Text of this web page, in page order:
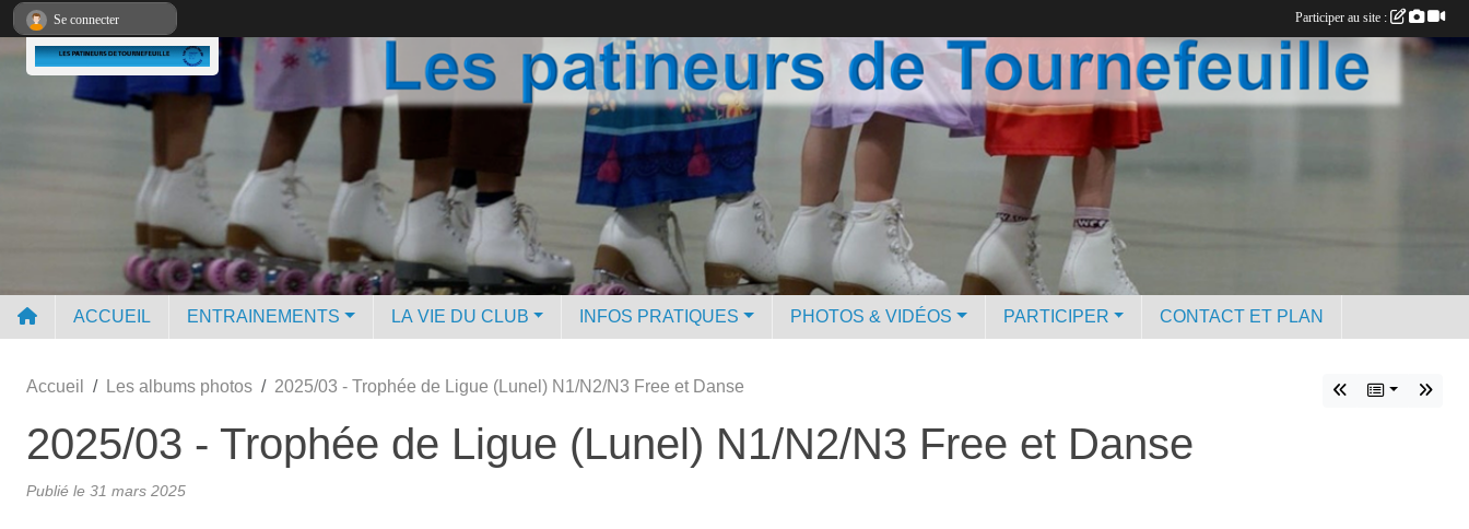
ACCUEIL ENTRAINEMENTS LA VIE DU CLUB INFOS PRATIQUES PHOTOS & VIDÉOS PARTICIPER CONTACT ET PLAN
Accueil Les albums photos 2025/03 - Trophée de Ligue (Lunel) N1/N2/N3 Free et Danse
2025/03 - Trophée de Ligue (Lunel) N1/N2/N3 Free et Danse
Publié le 31 mars 2025
Se connecter Participer au site :
Panneau de gestion des cookies